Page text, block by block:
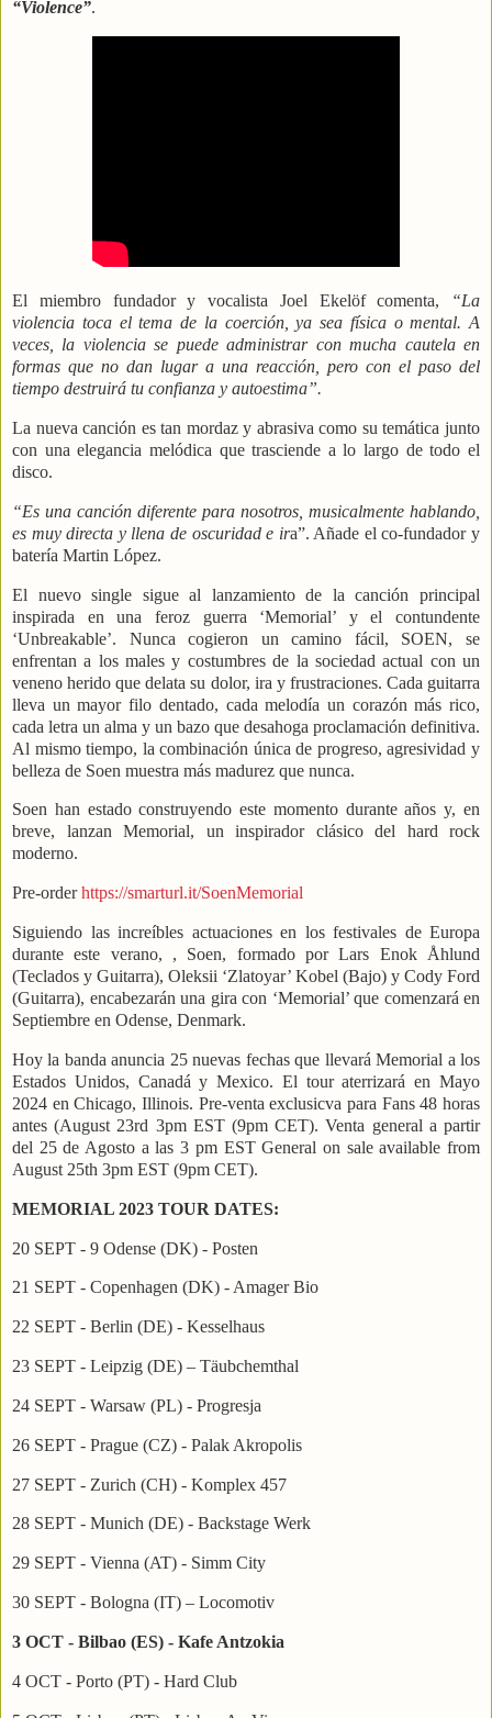
“Violence”.
El miembro fundador y vocalista Joel Ekelöf comenta,
“La
violencia toca el tema de la coerción, ya sea física o mental. A
veces, la violencia se puede administrar con mucha cautela en
formas que no dan lugar a una reacción, pero con el paso del
tiempo destruirá tu confianza y autoestima”.
La nueva canción es tan mordaz y abrasiva como su temática junto
con una elegancia melódica que trasciende a lo largo de todo el
disco.
“Es una canción diferente para nosotros, musicalmente hablando,
es muy directa y llena de oscuridad e ira”. Añade el co-fundador y
batería Martin López.
El nuevo single sigue al lanzamiento de la canción principal
inspirada en una feroz guerra ‘Memorial’ y el contundente
‘Unbreakable’. Nunca cogieron un camino fácil, SOEN, se
enfrentan a los males y costumbres de la sociedad actual con un
veneno herido que delata su dolor, ira y frustraciones. Cada guitarra
lleva un mayor filo dentado, cada melodía un corazón más rico,
cada letra un alma y un bazo que desahoga proclamación definitiva.
Al mismo tiempo, la combinación única de progreso, agresividad y
belleza de Soen muestra más madurez que nunca.
Soen han estado construyendo este momento durante años y, en
breve, lanzan Memorial, un inspirador clásico del hard rock
moderno.
Pre-orderhttps://smarturl.it/SoenMemorial
Siguiendo las increíbles actuaciones en los festivales de Europa
durante este verano, , Soen, formado por Lars Enok Åhlund
(Teclados y Guitarra), Oleksii ‘Zlatoyar’ Kobel (Bajo) y Cody Ford
(Guitarra), encabezarán una gira con ‘Memorial’ que comenzará en
Septiembre en Odense, Denmark.
Hoy la banda anuncia 25 nuevas fechas que llevará Memorial a los
Estados Unidos, Canadá y Mexico. El tour aterrizará en Mayo
2024 en Chicago, Illinois. Pre-venta exclusicva para Fans 48 horas
antes (August 23rd 3pm EST (9pm CET). Venta general a partir
del 25 de Agosto a las 3 pm EST General on sale available from
August 25th 3pm EST (9pm CET).
MEMORIAL 2023 TOUR DATES:
20 SEPT - 9 Odense (DK) - Posten
21 SEPT - Copenhagen (DK) - Amager Bio
22 SEPT - Berlin (DE) - Kesselhaus
23 SEPT - Leipzig (DE) – Täubchemthal
24 SEPT - Warsaw (PL) - Progresja
26 SEPT - Prague (CZ) - Palak Akropolis
27 SEPT - Zurich (CH) - Komplex 457
28 SEPT - Munich (DE) - Backstage Werk
29 SEPT - Vienna (AT) - Simm City
30 SEPT - Bologna (IT) – Locomotiv
3 OCT - Bilbao (ES) - Kafe Antzokia
4 OCT - Porto (PT) - Hard Club